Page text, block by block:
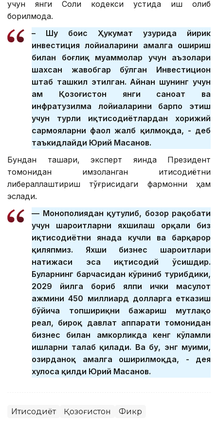
учун янги Солиқ кодекси устида иш олиб
борилмоқда.
– Шу боис Ҳукумат ҳузурида йирик
инвестиция лойиҳаларини амалга ошириш
билан боғлиқ муаммолар учун аъзолари
шахсан жавобгар бўлган Инвестицион
штаб ташкил этилган. Айнан шунинг учун
ҳам Қозоғистон янги саноат ва
инфратузилма лойиҳаларини барпо этиш
учун турли иқтисодиётлардан хорижий
сармояларни фаол жалб қилмоқда, - деб
таъкидлайди Юрий Масанов.
Бундан ташқари, эксперт яқинда Президент
томонидан имзоланган иқтисодиётни
либераллаштириш тўғрисидаги фармонни ҳам
эслади.
— Монополиядан қутулиб, бозор рақобати
учун шароитларни яхшилаш орқали биз
иқтисодиётни янада кучли ва барқарор
қиляпмиз. Яхши бизнес шароитлари
натижаси эса иқтисодий ўсишдир.
Буларнинг барчасидан кўриниб турибдики,
2029 йилга бориб ялпи ички маҳсулот
ҳажмини 450 миллиард долларга етказиш
бўйича топшириқни бажариш мутлақо
реал, бироқ давлат аппарати томонидан
бизнес билан ҳамкорликда кенг кўламли
ишларни талаб қилади. Ва бу, энг муҳими,
ҳозирданоқ амалга оширилмоқда, - дея
хулоса қилди Юрий Масанов.
Иқтисодиёт Қозоғистон Фикр